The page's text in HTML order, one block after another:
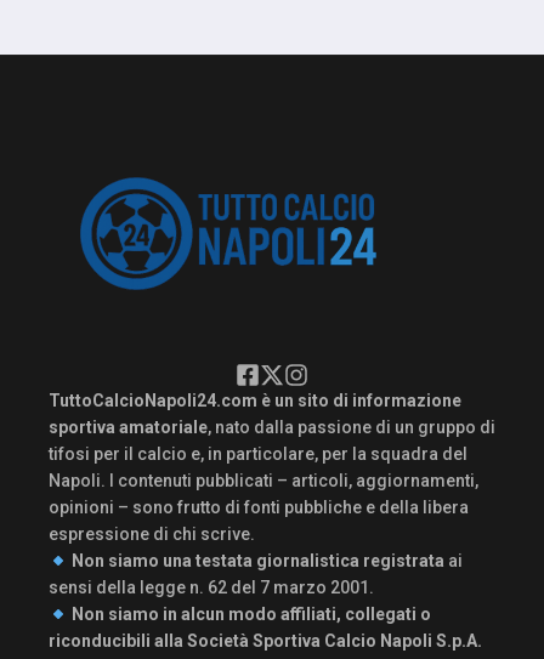
TuttoCalcioNapoli24.com è un sito di informazione
sportiva amatoriale, nato dalla passione di un gruppo di
tifosi per il calcio e, in particolare, per la squadra del
Napoli. I contenuti pubblicati – articoli, aggiornamenti,
opinioni – sono frutto di fonti pubbliche e della libera
espressione di chi scrive.
Non siamo una testata giornalistica registrata ai
sensi della legge n. 62 del 7 marzo 2001.
Non siamo in alcun modo affiliati, collegati o
riconducibili alla Società Sportiva Calcio Napoli S.p.A.